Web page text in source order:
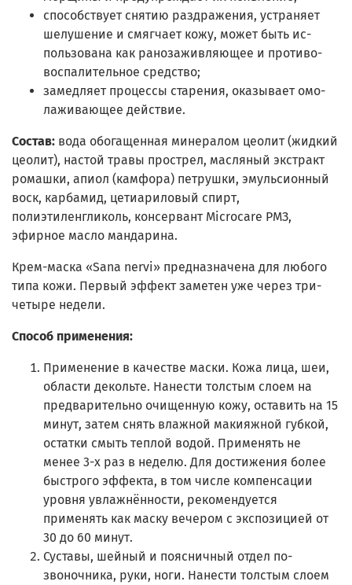
способствует снятию раздражения, устраняет
шелушение и смягчает кожу, может быть ис­
пользована как ранозаживляющее и противо­
воспалительное средство;
замедляет процессы старения, оказывает омо­
лаживающее действие.
Состав: вода обогащенная минералом цеолит (жидкий
цеолит), настой травы прострел, масля­ный экстракт
ромашки, апиол (камфора) петрушки, эмульсионный
воск, карбамид, цетиариловый спирт,
полиэтиленгликоль, консервант Microcare РМЗ,
эфирное масло мандарина.
Крем-маска «Sana nervi» предназначена для любого
типа кожи. Первый эффект заметен уже через три-
четыре недели.
Способ применения:
Применение в качестве маски. Кожа лица, шеи,
области декольте. Нанести толстым слоем на
предварительно очищенную кожу, оставить на 15
минут, затем снять влажной макияжной губкой,
остатки смыть теплой водой. Применять не
менее 3-х раз в неде­лю. Для достижения более
быстрого эффекта, в том числе компенсации
уровня увлажнённости, рекомендуется
применять как маску вечером с экспозицией от
30 до 60 минут.
Суставы, шейный и поясничный отдел по­
звоночника, руки, ноги. Нанести толстым слоем